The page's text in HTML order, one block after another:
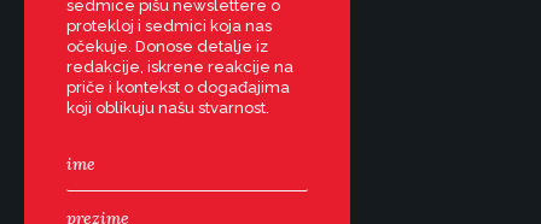
sedmice pišu newslettere o
protekloj i sedmici koja nas
očekuje. Donose detalje iz
redakcije, iskrene reakcije na
priče i kontekst o događajima
koji oblikuju našu stvarnost.